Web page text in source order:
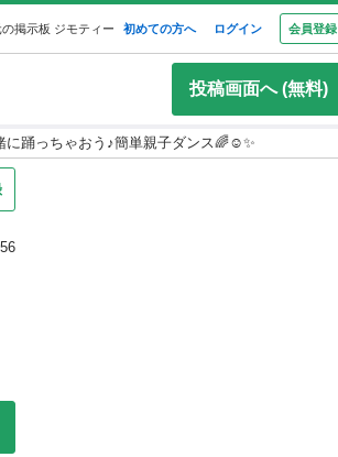
掲示板 ジモティー 初めての方へ ログイン 会員登録
投稿画面へ (無料)
に踊っちゃおう♪簡単親子ダンス🌈☺️✨